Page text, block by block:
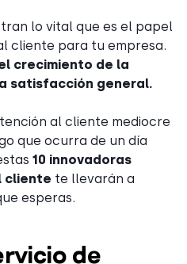
lo vital que es el papel
cliente para tu empresa.
crecimiento de la
satisfacción general.
al cliente mediocre
que ocurra de un día
10 innovadoras
cliente te llevarán a
esperas.
de